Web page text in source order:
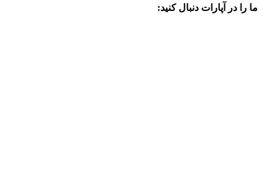
ما را در آپارات دنبال کنید: